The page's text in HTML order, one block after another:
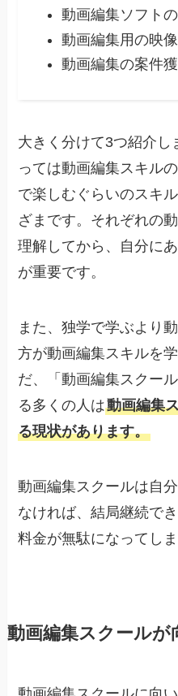
動画編集ソフト
動画編集用の映
動画編集の案件
大きく分けて3つ紹介し
っては動画編集スキル
で楽しむぐらいのスキ
ざまです。それぞれの
理解してから、自分に
が重要です。
また、独学で学ぶより
方が動画編集スキルを
だ、「動画編集スクー
る多くの人は動画編集
る現状があります。
動画編集スクールは自
なければ、結局継続で
料金が無駄になってしま
動画編集スクールが